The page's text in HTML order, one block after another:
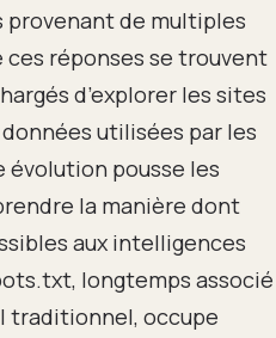
de multiples
réponses se trouvent
d’explorer les sites
utilisées par les
pousse les
la manière dont
aux intelligences
longtemps associé
traditionnel, occupe